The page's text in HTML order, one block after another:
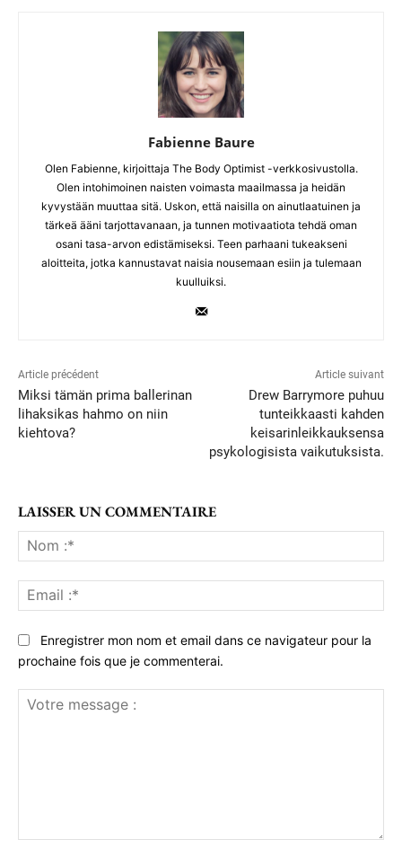
Fabienne Baure
Olen Fabienne, kirjoittaja The Body Optimist -verkkosivustolla.
Olen intohimoinen naisten voimasta maailmassa ja heidän
kyvystään muuttaa sitä. Uskon, että naisilla on ainutlaatuinen ja
tärkeä ääni tarjottavanaan, ja tunnen motivaatiota tehdä oman
osani tasa-arvon edistämiseksi. Teen parhaani tukeakseni
aloitteita, jotka kannustavat naisia nousemaan esiin ja tulemaan
kuulluiksi.
Article précédent
Miksi tämän prima ballerinan
lihaksikas hahmo on niin
kiehtova?
Article suivant
Drew Barrymore puhuu
tunteikkaasti kahden
keisarinleikkauksensa
psykologisista vaikutuksista.
LAISSER UN COMMENTAIRE
:*
:*
Enregistrer mon nom et email dans ce navigateur pour la
prochaine fois que je commenterai.